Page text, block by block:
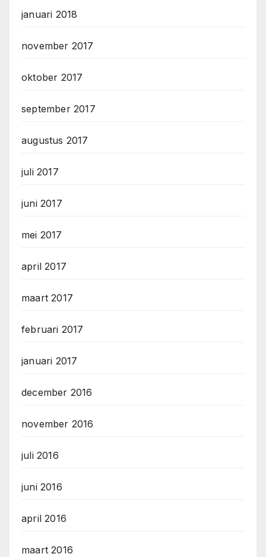
januari 2018
november 2017
oktober 2017
september 2017
augustus 2017
juli 2017
juni 2017
mei 2017
april 2017
maart 2017
februari 2017
januari 2017
december 2016
november 2016
juli 2016
juni 2016
april 2016
maart 2016